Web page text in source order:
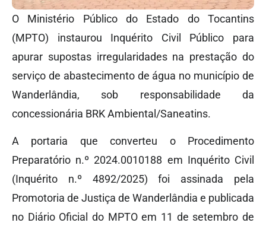
O Ministério Público do Estado do Tocantins
(MPTO) instaurou Inquérito Civil Público para
apurar supostas irregularidades na prestação do
serviço de abastecimento de água no município de
Wanderlândia, sob responsabilidade da
concessionária BRK Ambiental/Saneatins.
A portaria que converteu o Procedimento
Preparatório n.º 2024.0010188 em Inquérito Civil
(Inquérito n.º 4892/2025) foi assinada pela
Promotoria de Justiça de Wanderlândia e publicada
no Diário Oficial do MPTO em 11 de setembro de